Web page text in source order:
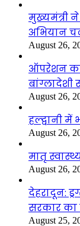
मुख्यमंत्री ने
अभियान
August 26,
ऑपरेशन
August 26,
हल्द्वानी
August 26,
मातृ
August 26,
देहरादून:
सरकार
August 25,